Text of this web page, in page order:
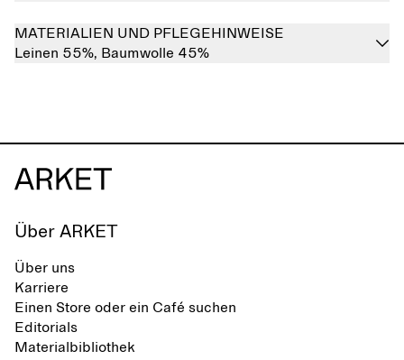
MATERIALIEN UND PFLEGEHINWEISE
Leinen 55%, Baumwolle 45%
Über ARKET
Über uns
Karriere
Einen Store oder ein Café suchen
Editorials
Materialbibliothek